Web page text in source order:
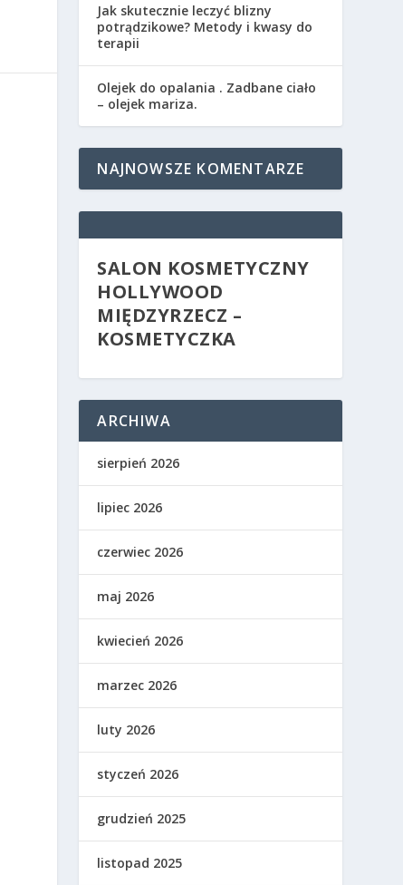
Jak skutecznie leczyć blizny
potrądzikowe? Metody i kwasy do
terapii
Olejek do opalania . Zadbane ciało
– olejek mariza.
NAJNOWSZE KOMENTARZE
SALON KOSMETYCZNY
HOLLYWOOD
MIĘDZYRZECZ –
KOSMETYCZKA
ARCHIWA
sierpień 2026
lipiec 2026
czerwiec 2026
maj 2026
kwiecień 2026
marzec 2026
luty 2026
styczeń 2026
grudzień 2025
listopad 2025